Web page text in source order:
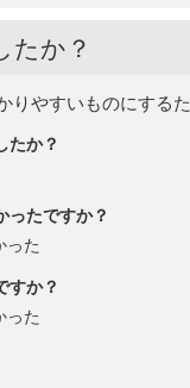
たか？
りやすいものにする
たか？
ったですか？
った
すか？
った